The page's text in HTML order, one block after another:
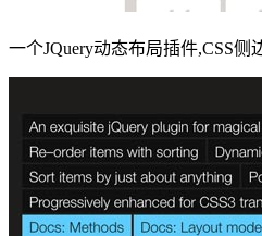
一个JQuery动态布局插件,CSS侧